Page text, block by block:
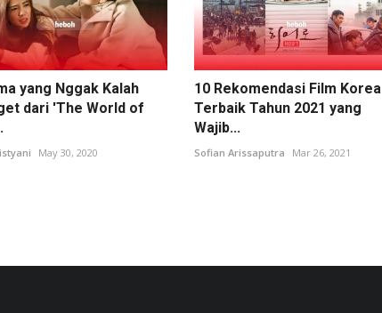
yang Nggak Kalah
dari 'The World of
May 30, 2020
10 Rekomendasi Film Korea
Terbaik Tahun 2021 yang
Wajib...
Sofian Arissaputra Mar 26, 2021